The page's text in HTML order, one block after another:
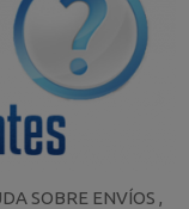
SOBRE ENVÍOS ,